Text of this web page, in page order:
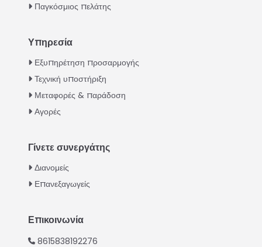
Παγκόσμιος πελάτης
Υπηρεσία
Εξυπηρέτηση προσαρμογής
Τεχνική υποστήριξη
Μεταφορές & παράδοση
Αγορές
Γίνετε συνεργάτης
Διανομείς
Επανεξαγωγείς
Επικοινωνία
8615838192276
Turkish
Swahili
Urdu
Italian